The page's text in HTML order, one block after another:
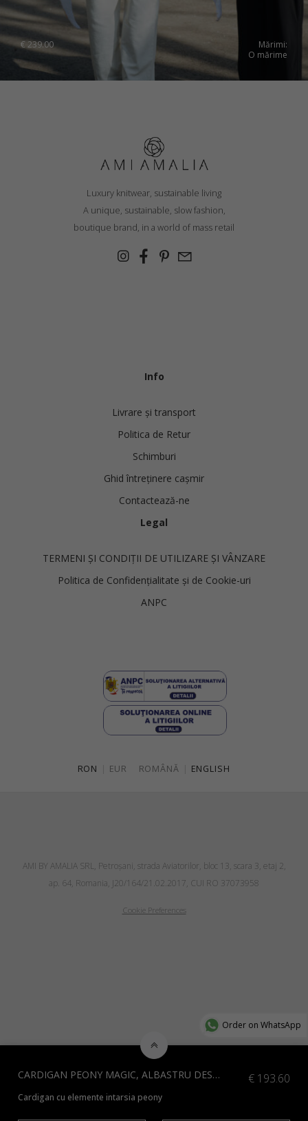
CARDIGAN PEONY MAGIC, ALBASTRU DESCHIS (COPY) € 193.60
Cardigan cu elemente intarsia peony
Verificați culorile suplimentare disponibileaiciși indicați codul culorii
€239.00
Mărimi:
O mărime
Luxury knitwear, sustainable living
A unique, sustainable, slow fashion,
boutique brand, in a world of mass retail
Info
Livrare și transport
Politica de Retur
Schimburi
Ghid întreținere cașmir
Contactează-ne
Legal
TERMENI ȘI CONDIȚII DE UTILIZARE ȘI VÂNZARE
Politica de Confidențialitate și de Cookie-uri
ANPC
RON EUR ROMÂNĂ ENGLISH
AMI BY AMALIA SRL, Petroşani, strada Aviatorilor, bloc 13, scara 3, etaj 2,
ap. 64, Romania, J20/164/21.02.2017, CUI RO 37073958
Cookie Preferences
Order on WhatsApp